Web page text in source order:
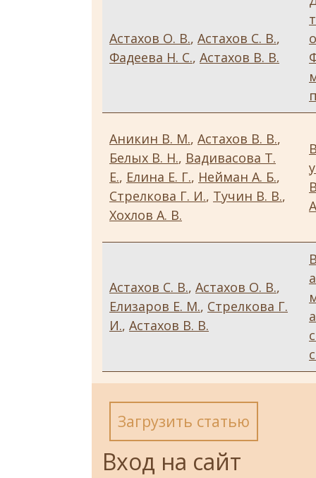
Астахов О. В., Астахов С. В.,
Фадеева Н. С., Астахов В. В.
Аникин В. М., Астахов В. В.,
Белых В. Н., Вадивасова Т.
Е., Елина Е. Г., Нейман А. Б.,
Стрелкова Г. И., Тучин В. В.,
Хохлов А. В.
Астахов С. В., Астахов О. В.,
Елизаров Е. М., Стрелкова Г.
И., Астахов В. В.
Загрузить статью
Вход на сайт